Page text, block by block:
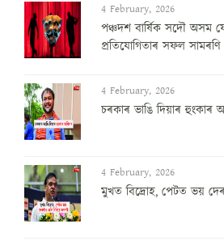
4 February, 2026
পঞ্চদশ বার্ষিক সদৌ অসম
প্রতিযোগিতাৰ সফল সামৰণি
4 February, 2026
চৰকাৰ ভাঙি দিয়াৰ হুংকাৰ
4 February, 2026
মুখত বিদ্ৰোহ, পেটত ভয়